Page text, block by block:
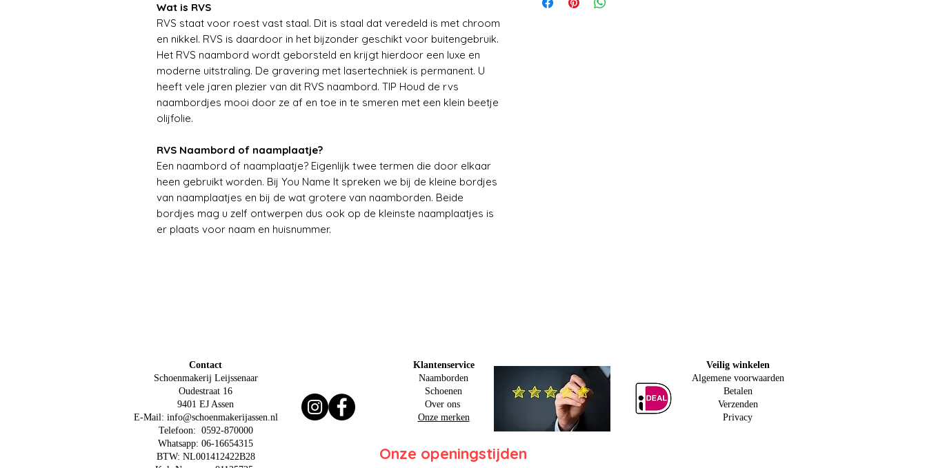
Wat is RVS
RVS staat voor roest vast staal. Dit is staal dat veredeld is met chroom
en nikkel. RVS is daardoor in het bijzonder geschikt voor buitengebruik.
Het RVS naambord wordt geborsteld en krijgt hierdoor een luxe en
moderne uitstraling. De gravering met lasertechniek is permanent. U
heeft vele jaren plezier van dit RVS naambord. TIP Houd de rvs
naambordjes mooi door ze af en toe in te smeren met een klein beetje
olijfolie.
RVS Naambord of naamplaatje?
Een naambord of naamplaatje? Eigenlijk twee termen die door elkaar
heen gebruikt worden. Bij You Name It spreken we bij de kleine bordjes
van naamplaatjes en bij de wat grotere van naamborden. Beide
bordjes mag u zelf ontwerpen dus ook op de kleinste naamplaatjes is
er plaats voor naam en huisnummer.
Contact
Schoenmakerij Leijssenaar
Oudestraat 16
9401 EJ Assen
E-Mail: info@schoenmakerijassen.nl
Telefoon: 0592-870000
Whatsapp: 06-16654315
BTW: NL001412422B28
Klantenservice
Naamborden
Schoenen
Over ons
Onze merken
Onze openingstijden
Veilig winkelen
Algemene voorwaarden
Betalen
Verzenden
Privacy